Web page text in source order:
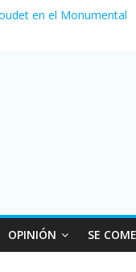
en el Monumental
y consumo
usados en julio: bajó un
OPINIÓN SE